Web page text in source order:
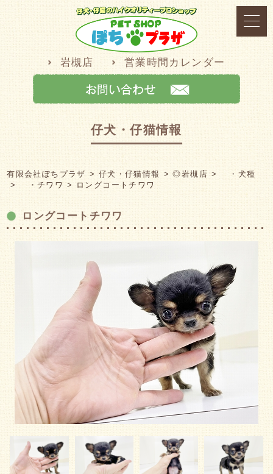
岩槻店 営業時間カレンダー
仔犬・仔猫情報
有限会社ぽちプラザ 仔犬・仔猫情報 ◎岩槻店
・犬種
・チワワ
ロングコートチワワ
ロングコートチワワ